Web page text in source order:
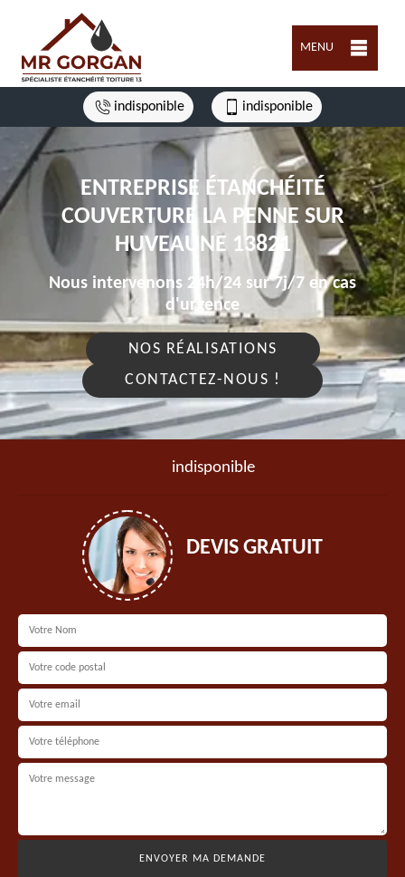
MENU
indisponible indisponible
ENTREPRISE ÉTANCHÉITÉ
COUVERTURE LA PENNE SUR
HUVEAUNE 13821
Nous intervenons 24h/24 sur 7j/7 en cas
d'urgence
NOS RÉALISATIONS
CONTACTEZ-NOUS !
indisponible
DEVIS GRATUIT